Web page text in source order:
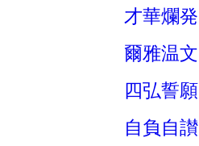
才華爛発
爾雅温文
四弘誓願
自負自讃